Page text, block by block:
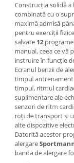
Construcția solidă a
combinată cu o
maximă admisă
pentru exerciții
salvate 12
manual, ceea ce vă
instruire în funcție
Ecranul benzii de
timpul
timpul, ritmul
suplimentare ale
senzori de ritm
roți de transport și
alte dispozitive
Datorită acestor
alergare
banda de alergare